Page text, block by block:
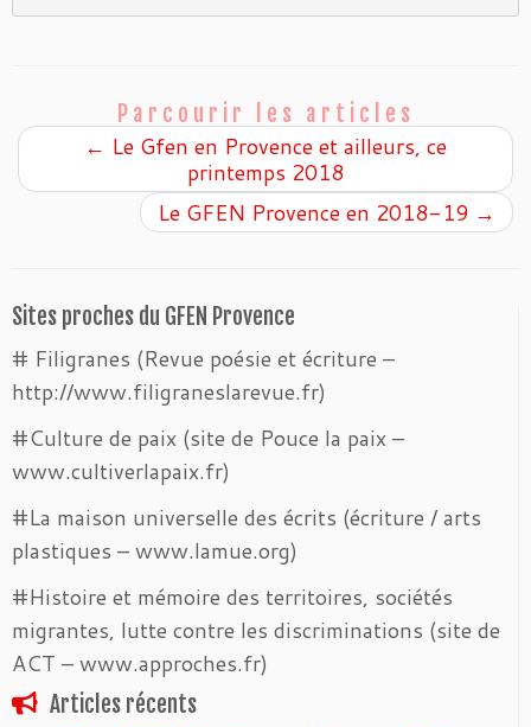
Parcourir les articles
← Le Gfen en Provence et ailleurs, ce
printemps 2018
Le GFEN Provence en 2018-19 →
Sites proches du GFEN Provence
# Filigranes (Revue poésie et écriture –
http://www.filigraneslarevue.fr)
#Culture de paix (site de Pouce la paix –
www.cultiverlapaix.fr)
#La maison universelle des écrits (écriture / arts
plastiques – www.lamue.org)
#Histoire et mémoire des territoires, sociétés
migrantes, lutte contre les discriminations (site de
ACT – www.approches.fr)
Articles récents